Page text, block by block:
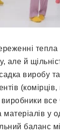
тепла
але й
виробу
(комірців,
все
матеріалів у
баланс